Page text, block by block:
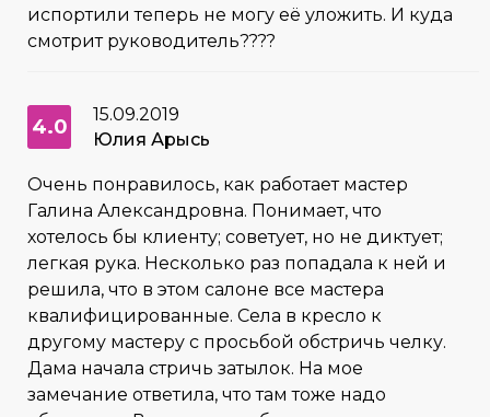
испортили теперь не могу её уложить. И куда
смотрит руководитель????
4.0
15.09.2019
Юлия Арысь
Очень понравилось, как работает мастер
Галина Александровна. Понимает, что
хотелось бы клиенту; советует, но не диктует;
легкая рука. Несколько раз попадала к ней и
решила, что в этом салоне все мастера
квалифицированные. Села в кресло к
другому мастеру с просьбой обстричь челку.
Дама начала стричь затылок. На мое
замечание ответила, что там тоже надо